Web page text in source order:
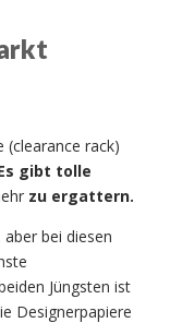
(clearance rack)
gibt tolle
zu ergattern.
bei diesen
Jüngsten ist
Designerpapiere